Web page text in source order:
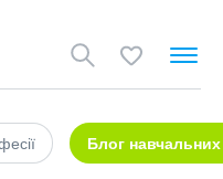
Блог навчальних